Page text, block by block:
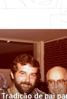
Tradição de pai